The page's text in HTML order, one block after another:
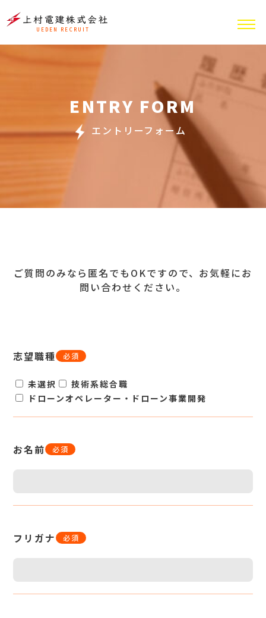
UEDEN RECRUIT
ENTRY FORM
エントリーフォーム
ご質問のみなら匿名でもOKですので、お気軽にお
問い合わせください。
志望職種 必須
未選択
技術系総合職
ドローンオペレーター・ドローン事業開発
お名前 必須
フリガナ 必須